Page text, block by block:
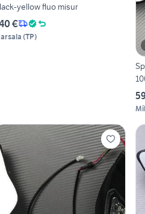
yellow fluo misur
€
(TP)